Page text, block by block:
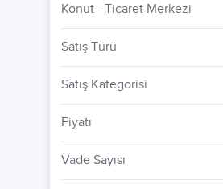
Konut - Ticaret Merkezi
Satış Türü
Satış Kategorisi
Fiyatı
Vade Sayısı